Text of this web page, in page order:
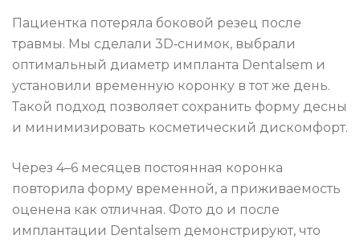
Пациентка потеряла боковой резец после
травмы. Мы сделали 3D‑снимок, выбрали
оптимальный диаметр импланта Dentalsem и
установили временную коронку в тот же день.
Такой подход позволяет сохранить форму десны
и минимизировать косметический дискомфорт.
Через 4–6 месяцев постоянная коронка
повторила форму временной, а приживаемость
оценена как отличная. Фото до и после
имплантации Dentalsem демонстрируют, что